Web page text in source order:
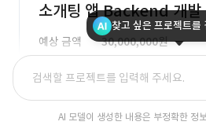
소개팅 앱 Backend 개발
예상 금액
30,000,000원
예상 기간
90일
개발
웹 외 2개
찾고 싶은 프로젝트를
AI 모델이 생성한 내용은 부정확한 정